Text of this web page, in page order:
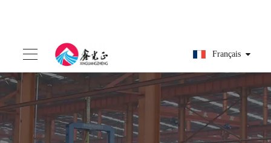
Français